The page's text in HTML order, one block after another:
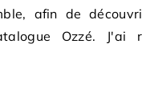
afin de
Ozzé. J'ai